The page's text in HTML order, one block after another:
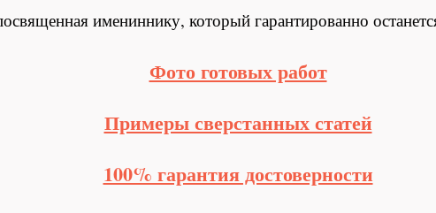
имениннику, который гарантированно
Фото готовых работ
Примеры сверстанных статей
100% гарантия достоверности